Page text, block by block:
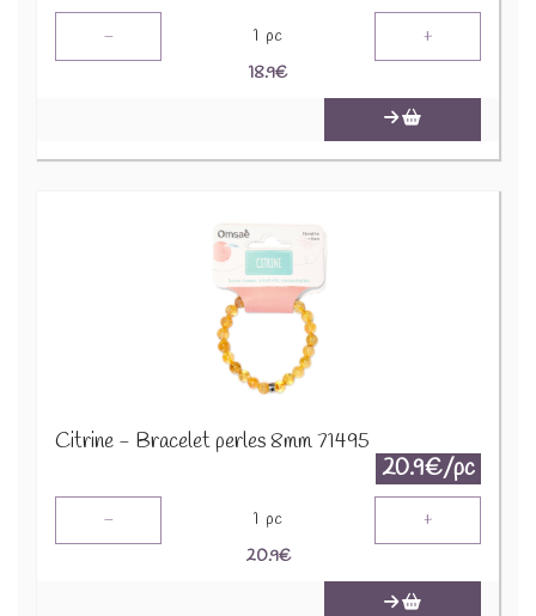
- 1 pc +
18.9€
Citrine - Bracelet perles 8mm 71495
20.9€/pc
- 1 pc +
20.9€